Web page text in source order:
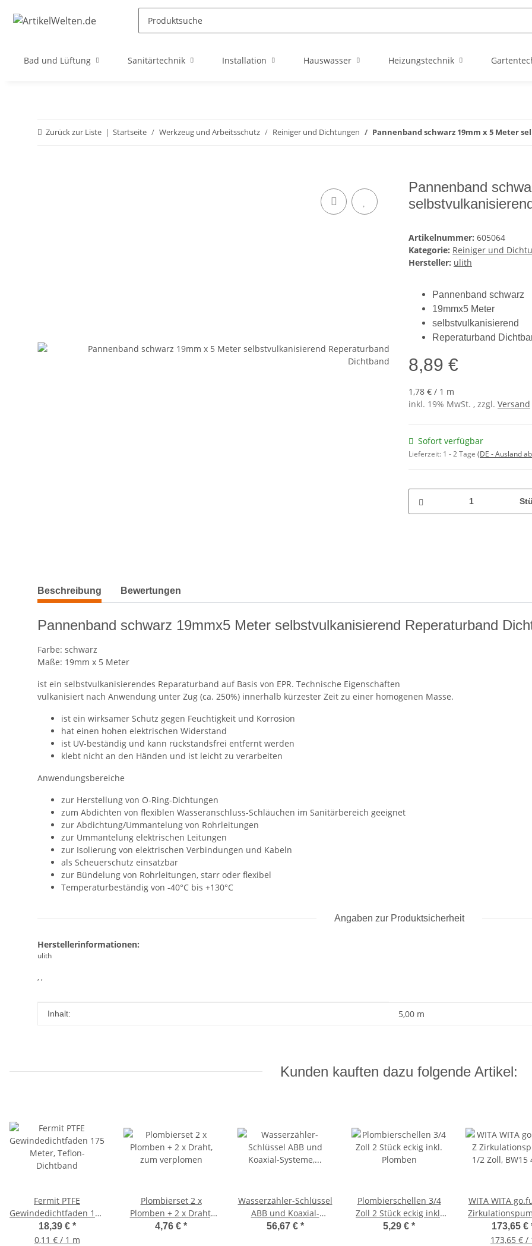
Bad und Lüftung Sanitärtechnik Installation Hauswasser Heizungstechnik
Zurück zur Liste Startseite Werkzeug und Arbeitsschutz Reiniger und Dichtungen Pannenband schwarz 19mm x 5 Meter
Pannenband
Artikelnummer: 605064
Kategorie: Reiniger und
Hersteller: ulith
Pannenband schwarz
19mmx5 Meter
selbstvulkanisierend
Reperaturband
8,89 €
1,78 € / 1 m
inkl. 19% MwSt. , zzgl. Versand
Sofort verfügbar
Lieferzeit: 1 - 2 Tage (DE - Ausland
weitere Registerkarten anzeigen
Beschreibung Bewertungen
Pannenband schwarz 19mmx5 Meter selbstvulkanisierend Reperaturband
Farbe: schwarz
Maße: 19mm x 5 Meter
ist ein selbstvulkanisierendes Reparaturband auf Basis von EPR. Technische Eigenschaften
vulkanisiert nach Anwendung unter Zug (ca. 250%) innerhalb kürzester Zeit zu einer homogenen Masse.
ist ein wirksamer Schutz gegen Feuchtigkeit und Korrosion
hat einen hohen elektrischen Widerstand
ist UV-beständig und kann rückstandsfrei entfernt werden
klebt nicht an den Händen und ist leicht zu verarbeiten
Anwendungsbereiche
zur Herstellung von O-Ring-Dichtungen
zum Abdichten von flexiblen Wasseranschluss-Schläuchen im Sanitärbereich geeignet
zur Abdichtung/Ummantelung von Rohrleitungen
zur Ummantelung elektrischen Leitungen
zur Isolierung von elektrischen Verbindungen und Kabeln
als Scheuerschutz einsatzbar
zur Bündelung von Rohrleitungen, starr oder flexibel
Temperaturbeständig von -40°C bis +130°C
Angaben zur Produktsicherheit
Herstellerinformationen:
ulith
, ,
Produkteigenschaft
Wert
Inhalt: 5,00 m
Kunden kauften dazu folgende Artikel:
Fermit PTFE
Gewindedichtfaden 175
Meter, Teflon-
Dichtband
18,39 € *
0,11 € / 1 m
Plombierset 2 x
Plomben + 2 x Draht,
zum verplomen
4,76 € *
Wasserzähler-Schlüssel
ABB und Koaxial-
Systeme, UP-
56,67 € *
Plombierschellen 3/4
Zoll 2 Stück eckig inkl.
Plomben
5,29 € *
WITA WITA
Zoll, BW15
173,65 €
173,65 € /